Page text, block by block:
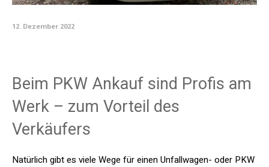
12. Dezember 2022
Beim PKW Ankauf sind Profis am
Werk – zum Vorteil des
Verkäufers
Natürlich gibt es viele Wege für einen Unfallwagen- oder PKW